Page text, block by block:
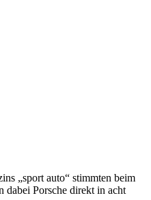
„sport auto“ stimmten beim
dabei Porsche direkt in acht